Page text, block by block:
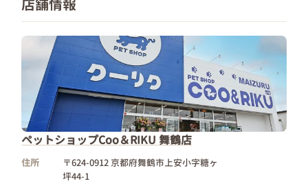
店舗情報
ペットショップCoo＆RIKU 舞鶴店
住所
〒624-0912 京都府舞鶴市上安小字糖ヶ
坪44-1